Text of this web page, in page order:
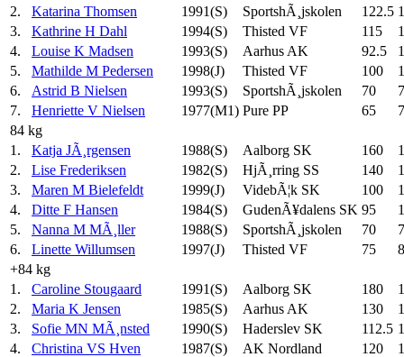
2.
Katarina Thomsen 1991(S) SportshÃ¸jskolen 122.5
3.
Kathrine H Dahl 1994(S) Thisted VF 115
4.
Louise K Madsen 1993(S) Aarhus AK 92.5
5.
Mathilde M Pedersen 1998(J) Thisted VF 100
6.
Astrid B Nielsen 1993(S) SportshÃ¸jskolen 70
7.
Henriette V Nielsen 1977(M1) Pure PP 65
84 kg
1.
Katja JÃ¸rgensen 1988(S) Aalborg SK 160
2.
Lise Frederiksen 1982(S) HjÃ¸rring SS 140
3.
Maren M Bielefeldt 1999(J) VidebÃ¦k SK 100
4.
Ditte F Hansen 1984(S) GudenÃ¥dalens SK 95
5.
Nanna M MÃ¸ller 1988(S) SportshÃ¸jskolen 70
6.
Linette Willumsen 1997(J) Thisted VF 75
+84 kg
1.
Caroline Stougaard 1991(S) Aalborg SK 180
2.
Maria K Jensen 1985(S) Aarhus AK 130
3.
Sofie MN MÃ¸nsted 1990(S) Haderslev SK 112.5
4.
Christina VS Hven 1987(S) AK Nordland 120